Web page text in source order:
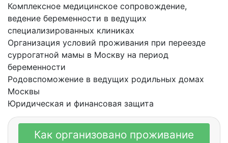
Комплексное медицинское сопровождение,
ведение беременности в ведущих
специализированных клиниках
Организация условий проживания при переезде
суррогатной мамы в Москву на период
беременности
Родовспоможение в ведущих родильных домах
Москвы
Юридическая и финансовая защита
Заполнить анкету
Как организовано проживание